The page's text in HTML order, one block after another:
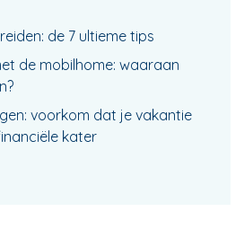
de 7 ultieme tips
de mobilhome: waaraan
voorkom dat je vakantie
kater